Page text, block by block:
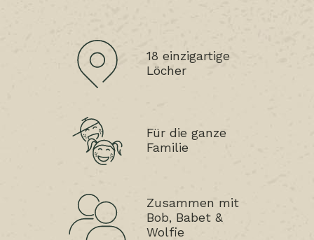
18 einzigartige
Löcher
Für die ganze
Familie
Zusammen mit
Bob, Babet &
Wolfie